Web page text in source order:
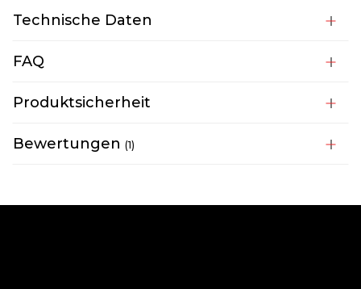
Technische Daten
FAQ
Produktsicherheit
Bewertungen 1